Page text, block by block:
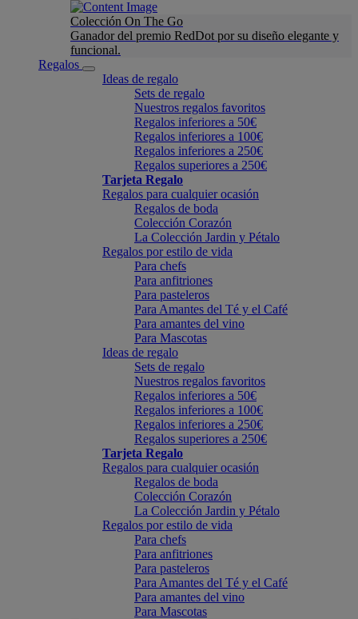
Colección On The Go
Ganador del premio RedDot por su diseño elegante y
funcional.
Regalos
Ideas de regalo
Sets de regalo
Nuestros regalos favoritos
Regalos inferiores a 50€
Regalos inferiores a 100€
Regalos inferiores a 250€
Regalos superiores a 250€
Tarjeta Regalo
Regalos para cualquier ocasión
Regalos de boda
Colección Corazón
La Colección Jardin y Pétalo
Regalos por estilo de vida
Para chefs
Para anfitriones
Para pasteleros
Para Amantes del Té y el Café
Para amantes del vino
Para Mascotas
Ideas de regalo
Sets de regalo
Nuestros regalos favoritos
Regalos inferiores a 50€
Regalos inferiores a 100€
Regalos inferiores a 250€
Regalos superiores a 250€
Tarjeta Regalo
Regalos para cualquier ocasión
Regalos de boda
Colección Corazón
La Colección Jardin y Pétalo
Regalos por estilo de vida
Para chefs
Para anfitriones
Para pasteleros
Para Amantes del Té y el Café
Para amantes del vino
Para Mascotas